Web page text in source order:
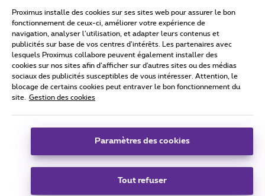
Conditions d'utilisation Accessibility statement
Tous droits réservés. © 2026
Conditions générales, info consommateur
Coordonnées de l’entreprise
Boulevard du Roi Albert II 27 - B-1030 Bruxelles.
Proximus installe des cookies sur ses sites web pour assurer le bon
fonctionnement de ceux-ci, améliorer votre expérience de
navigation, analyser l’utilisation, et adapter leurs contenus et
publicités sur base de vos centres d’intérêts. Les partenaires avec
lesquels Proximus collabore peuvent également installer des
cookies sur nos sites afin d’afficher sur d'autres sites ou des médias
sociaux des publicités susceptibles de vous intéresser. Attention, le
blocage de certains cookies peut entraver le bon fonctionnement du
site.
Gestion des cookies
Paramètres des cookies
Tout refuser